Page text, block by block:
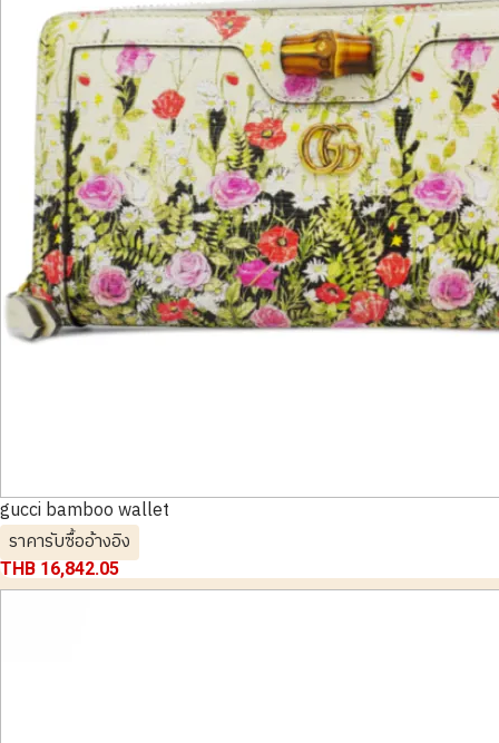
gucci bamboo wallet
ราคารับซื้ออ้างอิง
THB 16,842.05